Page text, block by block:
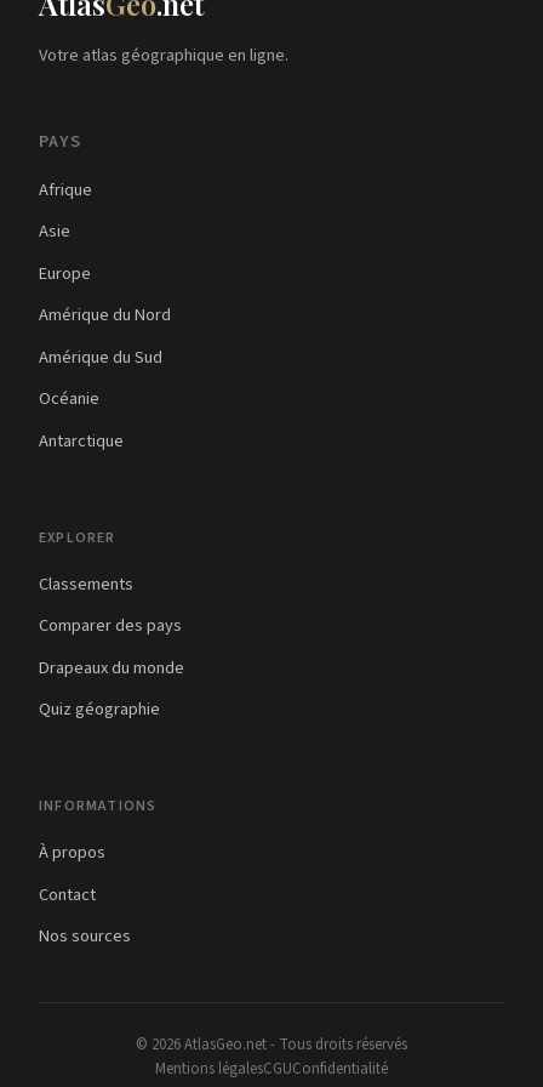
serait adéquate, mais l'accès reste un défi
Votre atlas géographique en ligne.
PAYS
Afrique
Asie
Europe
Amérique du Nord
Amérique du Sud
Océanie
Antarctique
EXPLORER
Classements
Comparer des pays
Drapeaux du monde
Quiz géographie
INFORMATIONS
À propos
Contact
Nos sources
© 2026 AtlasGeo.net - Tous droits réservés
Mentions légalesCGUConfidentialité